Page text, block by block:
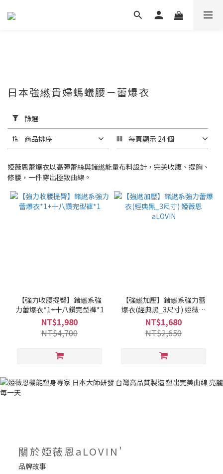
用
篩
選
(0/20)
價格
日本強繎貴婦螞蟻腰－蕾爆衣
篩選
商品排序 每頁顯示 24 個
婭薇恩蕾爆衣以高彈蕾絲與鍺繎能量布料設計，完美收腹、提胸、
修腰，一件穿出極致曲線。
【強力收腰提臀】鍺繎系強
力蕾爆衣*1+十八鑽完型褲*1
NT$1,980
NT$4,700
【強繎加壓】鍺繎系強力蕾
爆衣(經典黑_3尺寸) 婭薇恩
aLOVIN
NT$1,680
NT$2,650
關於婭薇恩aLOVIN'
品牌故事